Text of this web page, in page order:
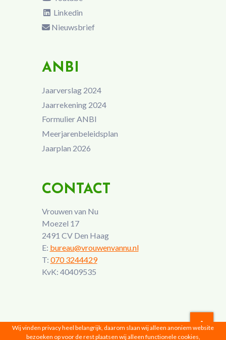
Linkedin
Nieuwsbrief
ANBI
Jaarverslag 2024
Jaarrekening 2024
Formulier ANBI
Meerjarenbeleidsplan
Jaarplan 2026
CONTACT
Vrouwen van Nu
Moezel 17
2491 CV Den Haag
E: bureau@vrouwenvannu.nl
T: 070 3244429
KvK: 40409535
Wij vinden privacy heel belangrijk, daarom slaan wij alleen anoniem website
bezoeken op voor de rest plaatsen wij alleen functionele cookies,